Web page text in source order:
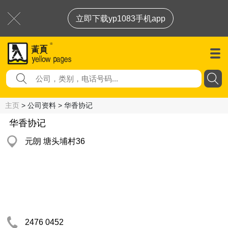
立即下载yp1083手机app
主页 > 公司资料 > 华香协记
华香协记
元朗 塘头埔村36
2476 0452